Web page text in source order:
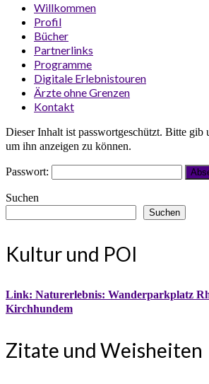
Willkommen
Profil
Bücher
Partnerlinks
Programme
Digitale Erlebnistouren
Ärzte ohne Grenzen
Kontakt
Dieser Inhalt ist passwortgeschützt. Bitte gib
um ihn anzeigen zu können.
Passwort:
Suchen
Suchen
Kultur und POI
Link: Naturerlebnis: Wanderparkplatz
Kirchhundem
Zitate und Weisheiten